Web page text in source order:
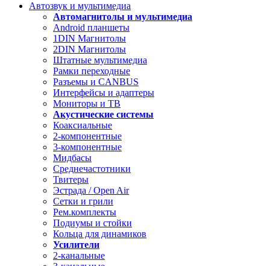
Автозвук и мультимедиа
Автомагнитолы и мультимедиа
Android планшеты
1DIN Магнитолы
2DIN Магнитолы
Штатные мультимедиа
Рамки переходные
Разъемы и CANBUS
Интерфейсы и адаптеры
Мониторы и ТВ
Акустические системы
Коаксиальные
2-компонентные
3-компонентные
Мидбасы
Среднечастотники
Твитеры
Эстрада / Open Air
Сетки и грили
Рем.комплекты
Подиумы и стойки
Кольца для динамиков
Усилители
2-канальные